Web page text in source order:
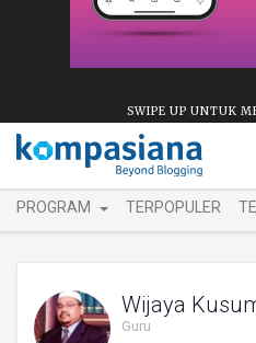
SWIPE UP UNTUK
PROGRAM TERPOPULER
Wijaya
Guru